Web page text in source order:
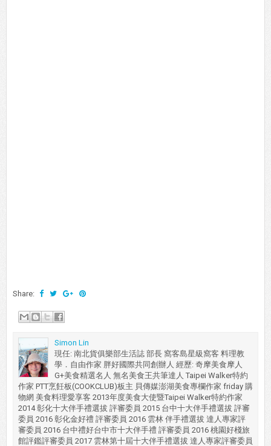
Share:
Simon Lin
現任: 南北貨俱樂部生活誌 部長 窩客島星級窩客 料理教
學．自由作家 胖好國際共同創辦人 經歷: 奇摩美食摩人
G+美食精選名人 無名美食王共筆達人 Taipei Walker特約
作家 PTT烹飪板(COOKCLUB)板主 貝傳媒澎湖美食專欄作家 friday 購
物網 美食料理愛享客 2013年度美食大使暨Taipei Walker特約作家
2014 彰化十大伴手禮選拔 評審委員 2015 台中十大伴手禮選拔 評審
委員 2016 彰化金好禮 評審委員 2016 雲林 伴手禮選拔 達人專家評
審委員 2016 台中禮好台中市十大伴手禮 評審委員 2016 桃園好棧旅
館評鑑評審委員 2017 雲林第十屆十大伴手禮選拔 達人專家評審委員